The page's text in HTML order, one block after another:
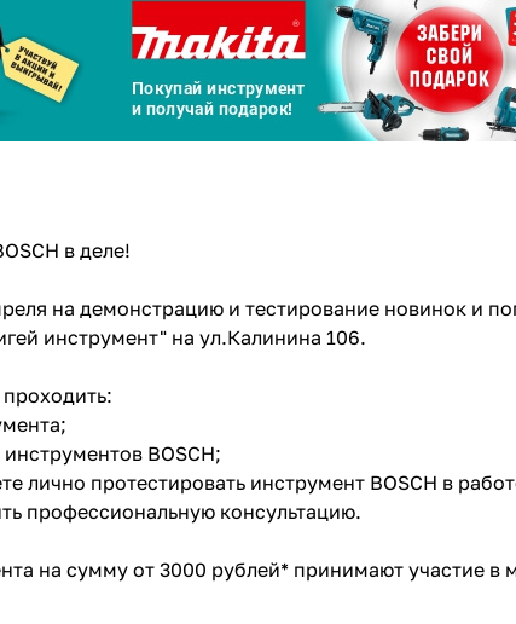
в деле!
на демонстрацию и тестирование новинок и
инструмент" на ул.Калинина 106.
BOSCH;
лично протестировать инструмент BOSCH в
профессиональную консультацию.
на сумму от 3000 рублей* принимают участие
%
Оплачивайте сегодня только
25% картой любого банка
Получайте товар
Оставшиеся % будут списываться
по 25% каждые 2 недели